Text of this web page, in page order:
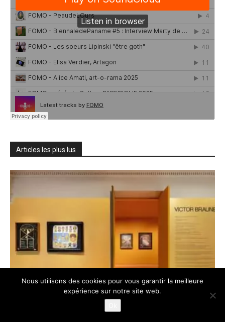
Articles les plus lus
Nous utilisons des cookies pour vous garantir la meilleure
expérience sur notre site web.